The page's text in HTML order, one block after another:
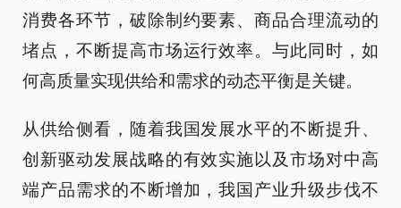
消费各环节，破除制约要素、商品合理流动的
堵点，不断提高市场运行效率。与此同时，如
何高质量实现供给和需求的动态平衡是关键。
从供给侧看，随着我国发展水平的不断提升、
创新驱动发展战略的有效实施以及市场对中高
端产品需求的不断增加，我国产业升级步伐不